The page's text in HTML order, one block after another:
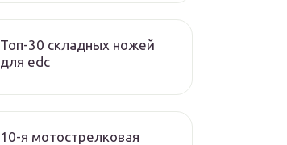
Топ-30 складных ножей
для edc
10-я мотострелковая